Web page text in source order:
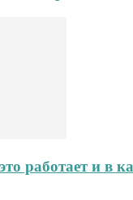
работает и в